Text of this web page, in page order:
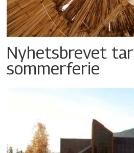
Nyhetsbrevet tar
sommerferie